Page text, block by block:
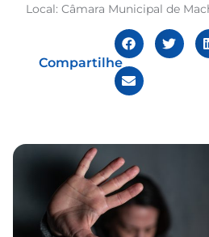
Local: Câmara Municipal de
Compartilhe